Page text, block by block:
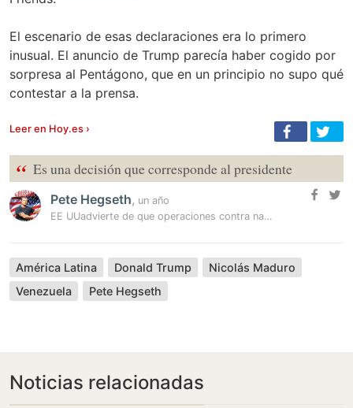
El escenario de esas declaraciones era lo primero
inusual. El anuncio de Trump parecía haber cogido por
sorpresa al Pentágono, que en un principio no supo qué
contestar a la prensa.
Leer en Hoy.es ›
“ Es una decisión que corresponde al presidente
Pete Hegseth, un año
EE UUadvierte de que operaciones contra narcolanchas «volverán a…
América Latina Donald Trump
Nicolás Maduro
Venezuela
Pete Hegseth
Noticias relacionadas